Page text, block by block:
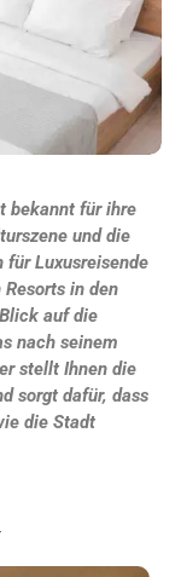
bekannt für ihre
und die
für Luxusreisende
in den
auf die
nach seinem
stellt Ihnen die
sorgt dafür, dass
die Stadt